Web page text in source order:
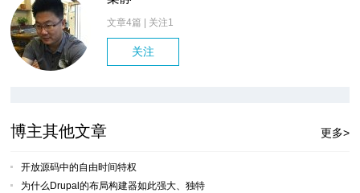
文章4篇 | 关注1
关注
更多>
博主其他文章
开放源码中的自由时间特权
为什么Drupal的布局构建器如此强大、独特